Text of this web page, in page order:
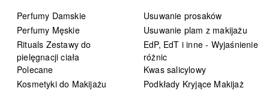
Perfumy Damskie
Perfumy Męskie
Rituals Zestawy do
pielęgnacji ciała
Polecane
Kosmetyki do Makijażu
Usuwanie prosaków
Usuwanie plam z makijażu
EdP, EdT i inne - Wyjaśnienie
różnic
Kwas salicylowy
Podkłady Kryjące Makijaż